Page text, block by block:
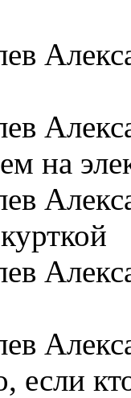
на
если